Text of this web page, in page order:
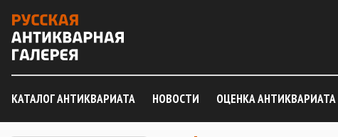
КАТАЛОГ АНТИКВАРИАТА НОВОСТИ ОЦЕНКА АНТИКВАРИАТА